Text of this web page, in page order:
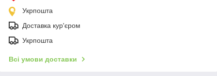
Укрпошта
Доставка кур'єром
Укрпошта
Всі умови доставки